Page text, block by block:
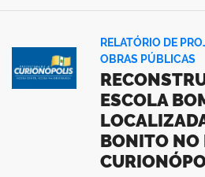
RELATÓRIO DE
OBRAS PÚBLICAS
ESCOLA
BONITO NO